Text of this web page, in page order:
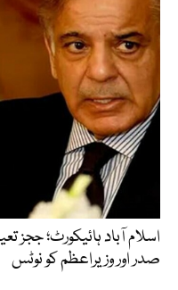
اسلام آباد ہائیکورٹ؛ ججز
صدر اور وزیراعظم کو نوٹس